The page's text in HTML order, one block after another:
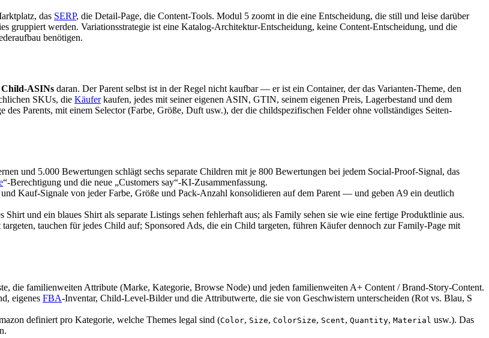
das SERP, die Detail-Page, die Content-Tools. Modul 5 zoomt in die eine Entscheidung, die still und leise darüber
gruppiert werden. Variationsstrategie ist eine Katalog-Architektur-Entscheidung, keine Content-Entscheidung, und die
benötigen.
Child-ASINs daran. Der Parent selbst ist in der Regel nicht kaufbar — er ist ein Container, der das Varianten-Theme, den
SKUs, die Käuferkaufen, jedes mit seiner eigenen ASIN, GTIN, seinem eigenen Preis, Lagerbestand und dem
Parents, mit einem Selector (Farbe, Größe, Duft usw.), der die childspezifischen Felder ohne vollständiges Seiten-
und 5.000 Bewertungen schlägt sechs separate Children mit je 800 Bewertungen bei jedem Social-Proof-Signal, das
“-Berechtigung und die neue „Customers say“-KI-Zusammenfassung.
Kauf-Signale von jeder Farbe, Größe und Pack-Anzahl konsolidieren auf dem Parent — und geben A9 ein deutlich
Shirt und ein blaues Shirt als separate Listings sehen fehlerhaft aus; als Family sehen sie wie eine fertige Produktlinie aus.
targeten, tauchen für jedes Child auf; Sponsored Ads, die ein Child targeten, führen Käufer dennoch zur Family-Page mit
die familienweiten Attribute (Marke, Kategorie, Browse Node) und jeden familienweiten A+ Content / Brand-Story-Content.
eigenes FBA-Inventar, Child-Level-Bilder und die Attributwerte, die sie von Geschwistern unterscheiden (Rot vs. Blau, S
definiert pro Kategorie, welche Themes legal sind (Color, Size, ColorSize, Scent, Quantity, Material usw.). Das